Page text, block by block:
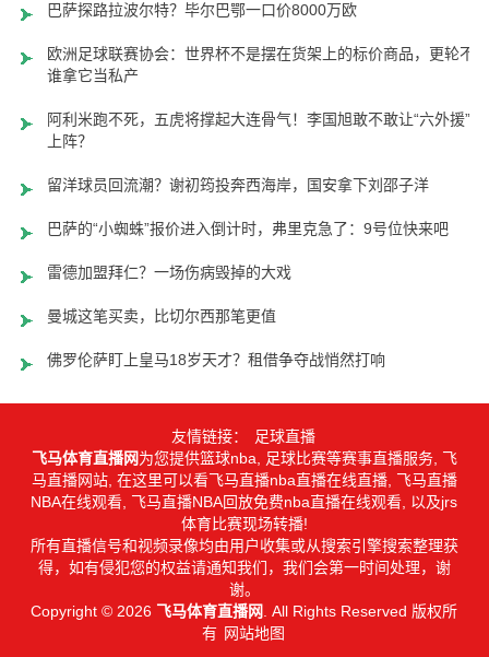
巴萨探路拉波尔特？毕尔巴鄂一口价8000万欧
欧洲足球联赛协会：世界杯不是摆在货架上的标价商品，更轮不到
谁拿它当私产
阿利米跑不死，五虎将撑起大连骨气！李国旭敢不敢让“六外援”齐
上阵？
留洋球员回流潮？谢初筠投奔西海岸，国安拿下刘邵子洋
巴萨的“小蜘蛛”报价进入倒计时，弗里克急了：9号位快来吧
雷德加盟拜仁？一场伤病毁掉的大戏
曼城这笔买卖，比切尔西那笔更值
佛罗伦萨盯上皇马18岁天才？租借争夺战悄然打响
友情链接：
足球直播
飞马体育直播网为您提供篮球nba, 足球比赛等赛事直播服务, 飞
马直播网站, 在这里可以看飞马直播nba直播在线直播, 飞马直播
NBA在线观看, 飞马直播NBA回放免费nba直播在线观看, 以及jrs
体育比赛现场转播!
所有直播信号和视频录像均由用户收集或从搜索引擎搜索整理获
得，如有侵犯您的权益请通知我们，我们会第一时间处理，谢
谢。
Copyright © 2026 飞马体育直播网
. All Rights Reserved 版权所
有 网站地图